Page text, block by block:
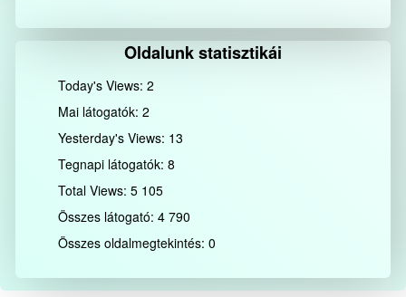
Oldalunk statisztikái
Today's Views:2
Mai látogatók:2
Yesterday's Views: 13
Tegnapi látogatók:8
Total Views:5 105
Összes látogató:4 790
Összes oldalmegtekintés:0